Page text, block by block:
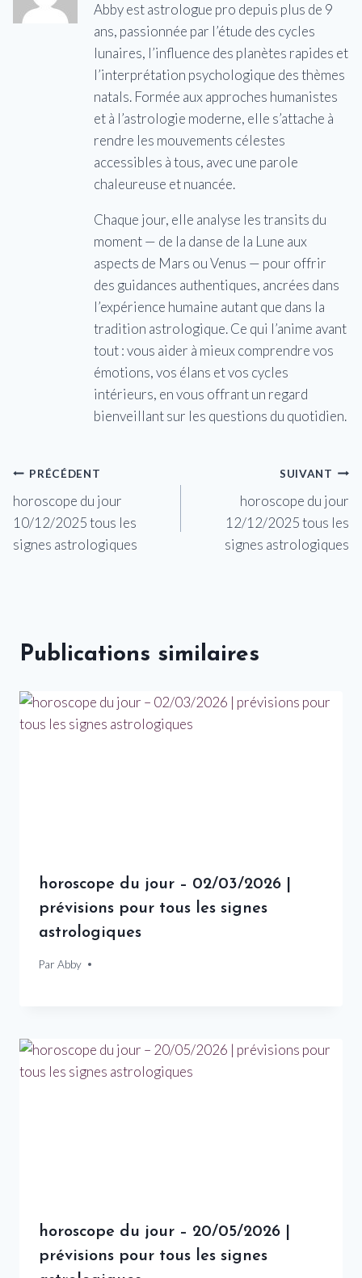
Abby est astrologue pro depuis plus de 9
ans, passionnée par l’étude des cycles
lunaires, l’influence des planètes rapides et
l’interprétation psychologique des thèmes
natals. Formée aux approches humanistes
et à l’astrologie moderne, elle s’attache à
rendre les mouvements célestes
accessibles à tous, avec une parole
chaleureuse et nuancée.
Chaque jour, elle analyse les transits du
moment — de la danse de la Lune aux
aspects de Mars ou Venus — pour offrir
des guidances authentiques, ancrées dans
l’expérience humaine autant que dans la
tradition astrologique. Ce qui l’anime avant
tout : vous aider à mieux comprendre vos
émotions, vos élans et vos cycles
intérieurs, en vous offrant un regard
bienveillant sur les questions du quotidien.
Navigation
de
l’article
PRÉCÉDENT
horoscope du jour
10/12/2025 tous les
signes astrologiques
SUIVANT
horoscope du jour
12/12/2025 tous les
signes astrologiques
Publications similaires
horoscope du jour – 02/03/2026 |
prévisions pour tous les signes
astrologiques
Par Abby
2 mars 2026
horoscope du jour – 20/05/2026 |
prévisions pour tous les signes